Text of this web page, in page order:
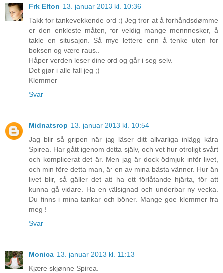
Frk Elton 13. januar 2013 kl. 10:36
Takk for tankevekkende ord :) Jeg tror at å forhåndsdømme
er den enkleste måten, for veldig mange mennnesker, å
takle en situsajon. Så mye lettere enn å tenke uten for
boksen og være raus..
Håper verden leser dine ord og går i seg selv.
Det gjør i alle fall jeg ;)
Klemmer
Svar
Midnatsrop 13. januar 2013 kl. 10:54
Jag blir så gripen när jag läser ditt allvarliga inlägg kära
Spirea. Har gått igenom detta själv, och vet hur otroligt svårt
och komplicerat det är. Men jag är dock ödmjuk inför livet,
och min före detta man, är en av mina bästa vänner. Hur än
livet blir, så gäller det att ha ett förlåtande hjärta, för att
kunna gå vidare. Ha en välsignad och underbar ny vecka.
Du finns i mina tankar och böner. Mange goe klemmer fra
meg !
Svar
Monica 13. januar 2013 kl. 11:13
Kjære skjønne Spirea.